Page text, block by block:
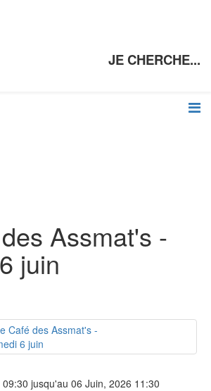
JE CHERCHE...
Assmat's -
juin
jusqu'au 06 Juin, 2026 11:30